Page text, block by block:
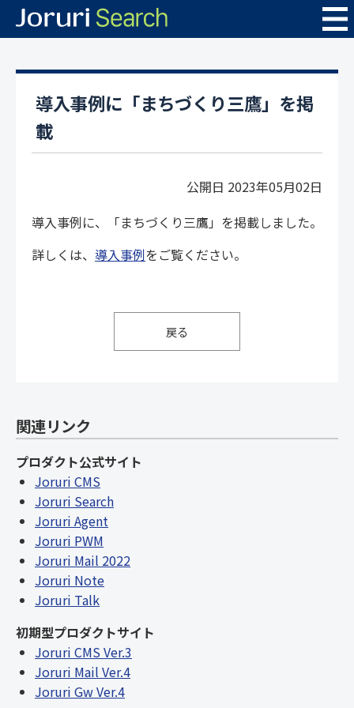
導入事例に「まちづくり三鷹」を掲
載
公開日 2023年05月02日
導入事例に、「まちづくり三鷹」を掲載しました。
詳しくは、 導入事例をご覧ください。
戻る
関連リンク
プロダクト公式サイト
Joruri CMS
Joruri Search
Joruri Agent
Joruri PWM
Joruri Mail 2022
Joruri Note
Joruri Talk
初期型プロダクトサイト
Joruri CMS Ver.3
Joruri Mail Ver.4
Joruri Gw Ver.4